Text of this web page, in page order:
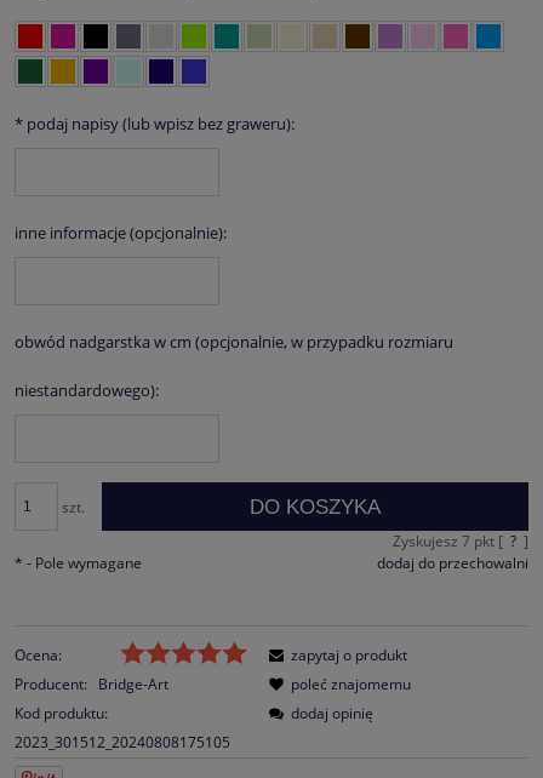
* podaj napisy (lub wpisz bez graweru):
inne informacje (opcjonalnie):
obwód nadgarstka w cm (opcjonalnie, w przypadku rozmiaru
niestandardowego):
szt. DO KOSZYKA
Zyskujesz 7 pkt [ ? ]
dodaj do przechowalni
* - Pole wymagane
Ocena:
Producent:
Bridge-Art
Kod produktu:
2023_301512_20240808175105
zapytaj o produkt
poleć znajomemu
dodaj opinię